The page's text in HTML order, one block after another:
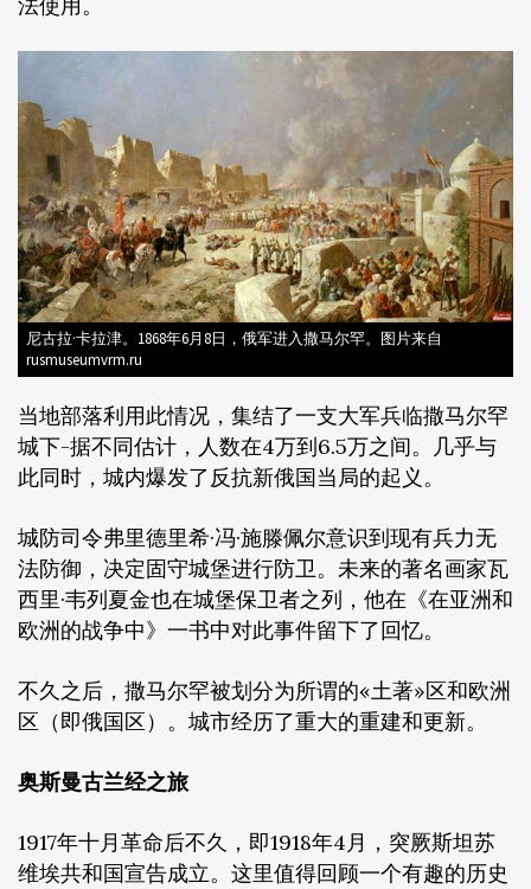
法使用。
尼古拉·卡拉津。1868年6月8日，俄军进入撒马尔罕。图片来自
rusmuseumvrm.ru
当地部落利用此情况，集结了一支大军兵临撒马尔罕
城下-据不同估计，人数在4万到6.5万之间。几乎与
此同时，城内爆发了反抗新俄国当局的起义。
城防司令弗里德里希·冯·施滕佩尔意识到现有兵力无
法防御，决定固守城堡进行防卫。未来的著名画家瓦
西里·韦列夏金也在城堡保卫者之列，他在《在亚洲和
欧洲的战争中》一书中对此事件留下了回忆。
不久之后，撒马尔罕被划分为所谓的«土著»区和欧洲
区（即俄国区）。城市经历了重大的重建和更新。
奥斯曼古兰经之旅
1917年十月革命后不久，即1918年4月，突厥斯坦苏
维埃共和国宣告成立。这里值得回顾一个有趣的历史